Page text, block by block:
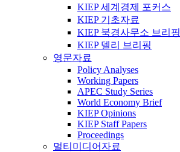
KIEP 세계경제 포커스
KIEP 기초자료
KIEP 북경사무소 브리핑
KIEP 델리 브리핑
영문자료
Policy Analyses
Working Papers
APEC Study Series
World Economy Brief
KIEP Opinions
KIEP Staff Papers
Proceedings
멀티미디어자료